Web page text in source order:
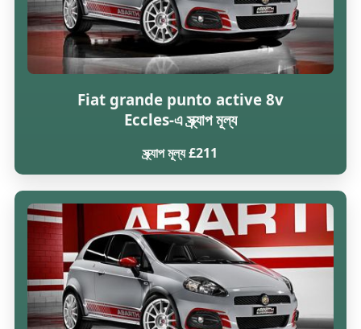
Fiat grande punto active 8v
Eccles-এ স্ক্র্যাপ মূল্য
স্ক্র্যাপ মূল্য £211